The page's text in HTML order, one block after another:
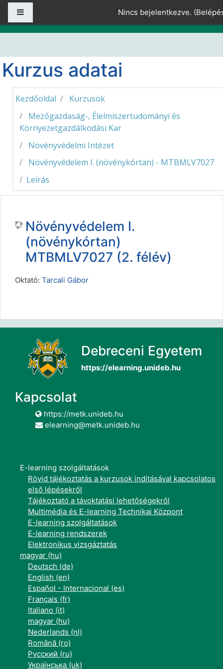
Tovább a fő tartalomhoz
Nincs bejelentkezve. (
Kurzus adatai
Kezdőoldal
Kurzusok
Mezőgazdaság-, Élelmiszertudományi és
Környezetgazdálkodási Kar
Növényvédelmi Intézet
Növényvédelem I. (növénykórtan) - MTBMLV7027
Leírás
Növényvédelem I.
(növénykórtan)
MTBMLV7027 (2. félév)
Oktató: Tarcali Gábor
Debreceni Egyetem
https://elearning.unideb.hu
Kapcsolat
https://metk.unideb.hu
elearning@metk.unideb.hu
E-learning szolgáltatások
Rövid tájékoztatás a kurzusok indításával kapcsolatos
első lépésekről
Tájékoztató a távoktatási lehetőségekről
Multimédia és E-learning Technikai Központ
E-learning szolgáltatások
E-learning rendszerek
Elektronikus vizsgáztatás
magyar ‎(hu)‎
Deutsch ‎(de)‎
English ‎(en)‎
Español - Internacional ‎(es)‎
Français ‎(fr)‎
Italiano ‎(it)‎
magyar ‎(hu)‎
Nederlands ‎(nl)‎
Română ‎(ro)‎
Русский ‎(ru)‎
Українська ‎(uk)‎